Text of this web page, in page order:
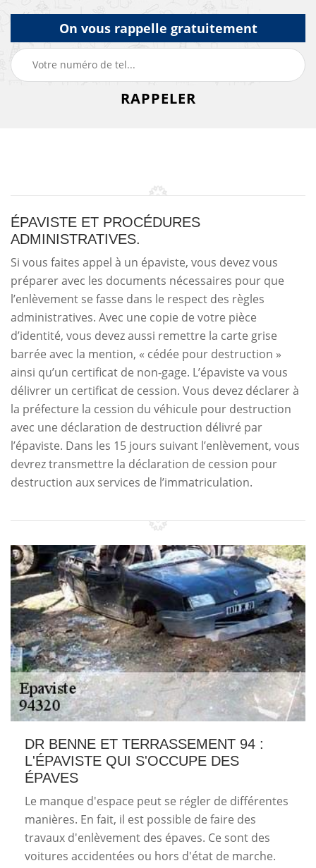
On vous rappelle gratuitement
ÉPAVISTE ET PROCÉDURES
ADMINISTRATIVES.
Si vous faites appel à un épaviste, vous devez vous
préparer avec les documents nécessaires pour que
l’enlèvement se fasse dans le respect des règles
administratives. Avec une copie de votre pièce
d’identité, vous devez aussi remettre la carte grise
barrée avec la mention, « cédée pour destruction »
ainsi qu’un certificat de non-gage. L’épaviste va vous
délivrer un certificat de cession. Vous devez déclarer à
la préfecture la cession du véhicule pour destruction
avec une déclaration de destruction délivré par
l’épaviste. Dans les 15 jours suivant l’enlèvement, vous
devrez transmettre la déclaration de cession pour
destruction aux services de l’immatriculation.
DR BENNE ET TERRASSEMENT 94 :
L'ÉPAVISTE QUI S'OCCUPE DES
ÉPAVES
Le manque d'espace peut se régler de différentes
manières. En fait, il est possible de faire des
travaux d'enlèvement des épaves. Ce sont des
voitures accidentées ou hors d'état de marche.